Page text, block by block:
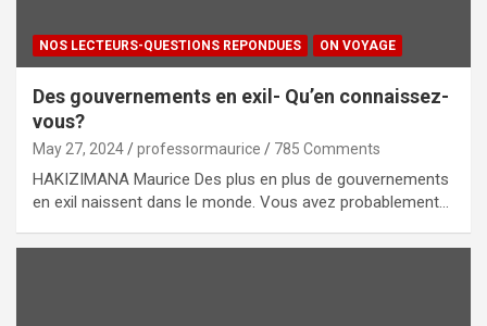
NOS LECTEURS-QUESTIONS REPONDUES ON VOYAGE
Des gouvernements en exil- Qu’en connaissez-
vous?
May 27, 2024 professormaurice 785 Comments
HAKIZIMANA Maurice Des plus en plus de gouvernements
en exil naissent dans le monde. Vous avez probablement…